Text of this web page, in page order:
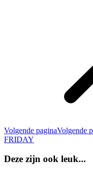
Volgende paginaVolgende
FRIDAY
Deze zijn ook leuk...